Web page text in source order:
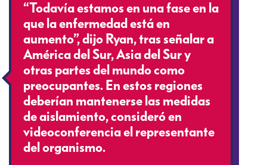
“Todavía estamos en una fase en la
que la enfermedad está en
aumento”, dijo Ryan, tras señalar a
América del Sur, Asia del Sur y
otras partes del mundo como
preocupantes. En estos regiones
deberían mantenerse las medidas
de aislamiento, consideró en
videoconferencia el representante
del organismo.